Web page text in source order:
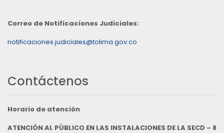
Correo de Notificaciones Judiciales:
notificaciones.judiciales@tolima.gov.co
Contáctenos
Horario de atención
ATENCIÓN AL PÚBLICO EN LAS INSTALACIONES DE LA SECD – 8